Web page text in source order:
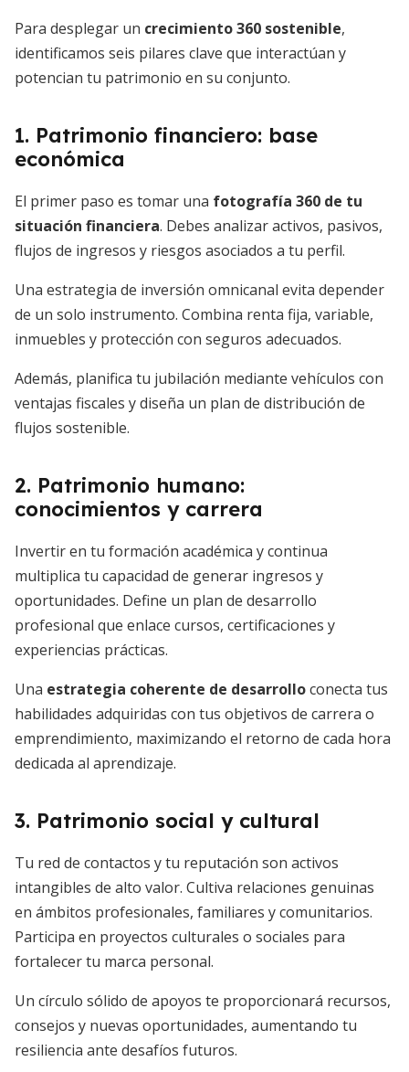
Para desplegar un crecimiento 360 sostenible,
identificamos seis pilares clave que interactúan y
potencian tu patrimonio en su conjunto.
1. Patrimonio financiero: base
económica
El primer paso es tomar una fotografía 360 de tu
situación financiera. Debes analizar activos, pasivos,
flujos de ingresos y riesgos asociados a tu perfil.
Una estrategia de inversión omnicanal evita depender
de un solo instrumento. Combina renta fija, variable,
inmuebles y protección con seguros adecuados.
Además, planifica tu jubilación mediante vehículos con
ventajas fiscales y diseña un plan de distribución de
flujos sostenible.
2. Patrimonio humano:
conocimientos y carrera
Invertir en tu formación académica y continua
multiplica tu capacidad de generar ingresos y
oportunidades. Define un plan de desarrollo
profesional que enlace cursos, certificaciones y
experiencias prácticas.
Una estrategia coherente de desarrolloconecta tus
habilidades adquiridas con tus objetivos de carrera o
emprendimiento, maximizando el retorno de cada hora
dedicada al aprendizaje.
3. Patrimonio social y cultural
Tu red de contactos y tu reputación son activos
intangibles de alto valor. Cultiva relaciones genuinas
en ámbitos profesionales, familiares y comunitarios.
Participa en proyectos culturales o sociales para
fortalecer tu marca personal.
Un círculo sólido de apoyos te proporcionará recursos,
consejos y nuevas oportunidades, aumentando tu
resiliencia ante desafíos futuros.